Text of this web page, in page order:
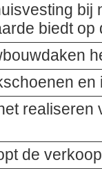
bij
biedt op
realiseren
de